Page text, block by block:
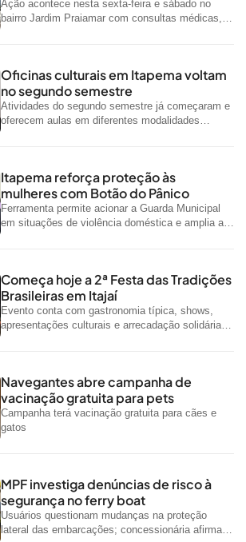
Ação acontece nesta sexta-feira e sábado no
bairro Jardim Praiamar com consultas médicas,
Oficinas culturais em Itapema voltam
no segundo semestre
Atividades do segundo semestre já começaram e
oferecem aulas em diferentes modalidades
Itapema reforça proteção às
mulheres com Botão do Pânico
Ferramenta permite acionar a Guarda Municipal
em situações de violência doméstica e amplia a
Começa hoje a 2ª Festa das Tradições
Brasileiras em Itajaí
Evento conta com gastronomia típica, shows,
apresentações culturais e arrecadação solidária
Navegantes abre campanha de
vacinação gratuita para pets
Campanha terá vacinação gratuita para cães e
gatos
MPF investiga denúncias de risco à
segurança no ferry boat
Usuários questionam mudanças na proteção
lateral das embarcações; concessionária afirma